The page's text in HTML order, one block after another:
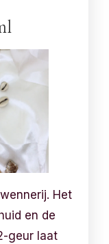
Het
en de
geur laat